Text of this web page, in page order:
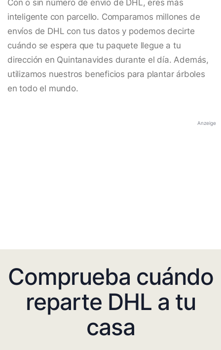
Con o sin número de envío de DHL, eres más
inteligente con parcello. Comparamos millones de
envíos de DHL con tus datos y podemos decirte
cuándo se espera que tu paquete llegue a tu
dirección en Quintanavides durante el día. Además,
utilizamos nuestros beneficios para plantar árboles
en todo el mundo.
Anzeige
Comprueba cuándo
reparte DHL a tu
casa